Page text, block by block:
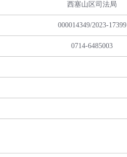
西塞山区司法局
000014349/2023-17399
0714-6485003